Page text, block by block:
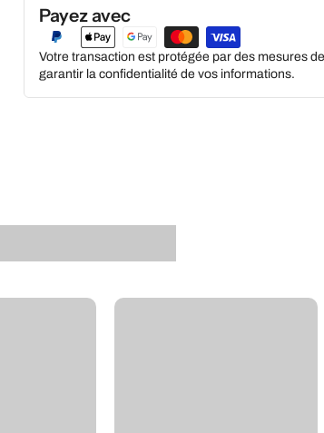
Payez avec
Votre transaction est protégée par des mesures
garantir la confidentialité de vos informations.